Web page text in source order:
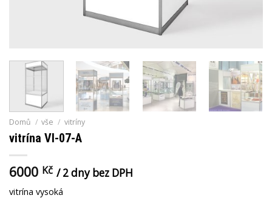
Domů / vše / vitríny
vitrína VI-07-A
6000 Kč / 2 dny bez DPH
vitrína vysoká